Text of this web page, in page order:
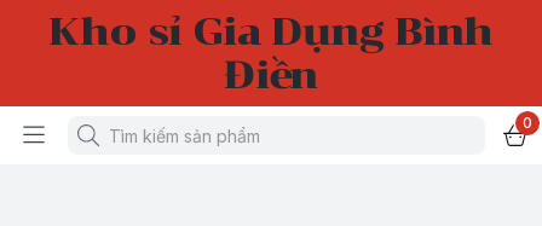
Kho sỉ Gia Dụng Bình
Điền
0